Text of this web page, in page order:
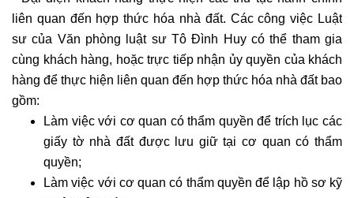
liên quan đến hợp thức hóa nhà đất. Các công việc Luật
sư của Văn phòng luật sư Tô Đình Huy có thể tham gia
cùng khách hàng, hoặc trực tiếp nhận ủy quyền của khách
hàng để thực hiện liên quan đến hợp thức hóa nhà đất bao
gồm:
Làm việc với cơ quan có thẩm quyền để trích lục các
giấy tờ nhà đất được lưu giữ tại cơ quan có thẩm
quyền;
Làm việc với cơ quan có thẩm quyền để lập hồ sơ kỹ